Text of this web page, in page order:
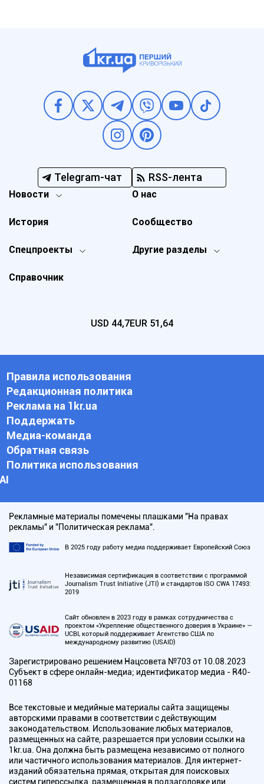
Telegram-чат RSS-лента
Новости
Спецпроекты Другие разделы
История
О нас
Справочник
Сообщество
USD 44,7EUR 51,64
Правила использования
Редакционная политика
Реклама на 1kr.ua
Поддержать
Медиа-команда
Обратная связь
Политика использования
АI
Рекламные материалы помечены плашками "На правах
рекламы" и "Политическая реклама".
В 2025 году работу медиа поддерживает Европейский Союз
Независимая сертификация в соответствии с программой
Journalism Trust Initiative (JTI) и стандартов ISO CWA 17493:
2019
Сайт обновлен в 2023 году в рамках сотрудничества с
проектом «Укрепление общественного доверия в Украине» —
UCBI, который поддерживает Агентство США по
международному развитию (USAID)
Зарегистрировано решением Нацсовета №703 от 10.08.2023
Субъект в сфере онлайн-медиа; идентификатор медиа - R40-
01168
Все текстовые и медийные материалы сайта защищены
авторскими правами в соответствии с действующим
законодательством. Использование любых материалов,
размещенных на сайте, разрешается при условии ссылки на
1kr.ua. Она должна быть размещена независимо от полного
или частичного использования материалов. Для интернет-
изданий обязательна прямая, открытая для поисковых
систем гиперссылка, размещенная в подзаголовке или